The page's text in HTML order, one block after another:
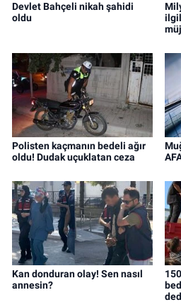
Devlet Bahçeli nikah şahidi
oldu
Polisten kaçmanın bedeli ağır
oldu! Dudak uçuklatan ceza
Kan donduran olay! Sen nasıl
annesin?